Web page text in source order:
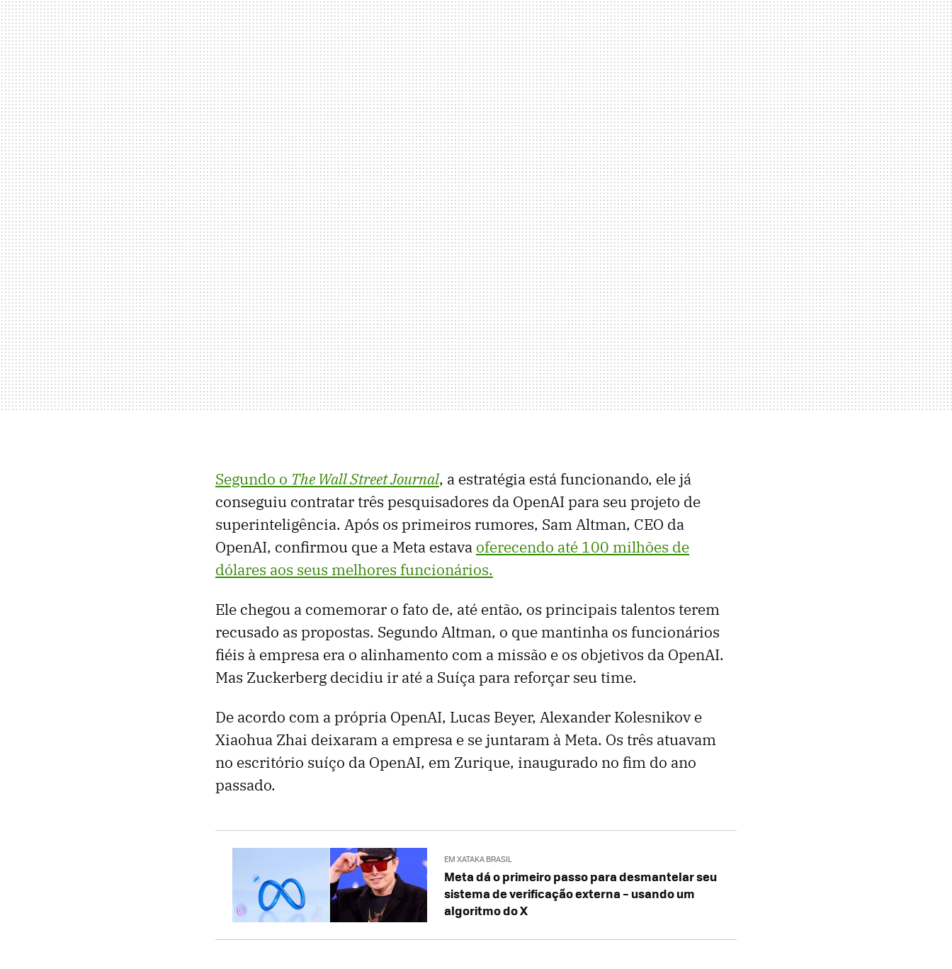
Segundo o The Wall Street Journal, a estratégia está funcionando, ele já
conseguiu contratar três pesquisadores da OpenAI para seu projeto de
superinteligência. Após os primeiros rumores, Sam Altman, CEO da
OpenAI, confirmou que a Meta estava oferecendo até 100 milhões de
dólares aos seus melhores funcionários.
Ele chegou a comemorar o fato de, até então, os principais talentos terem
recusado as propostas. Segundo Altman, o que mantinha os funcionários
fiéis à empresa era o alinhamento com a missão e os objetivos da OpenAI.
Mas Zuckerberg decidiu ir até a Suíça para reforçar seu time.
De acordo com a própria OpenAI, Lucas Beyer, Alexander Kolesnikov e
Xiaohua Zhai deixaram a empresa e se juntaram à Meta. Os três atuavam
no escritório suíço da OpenAI, em Zurique, inaugurado no fim do ano
passado.
EM XATAKA BRASIL
Meta dá o primeiro passo para desmantelar seu
sistema de verificação externa – usando um
algoritmo do X